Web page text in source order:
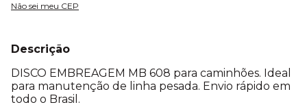
Não sei meu CEP
Descrição
DISCO EMBREAGEM MB 608 para caminhões. Ideal
para manutenção de linha pesada. Envio rápido em
todo o Brasil.